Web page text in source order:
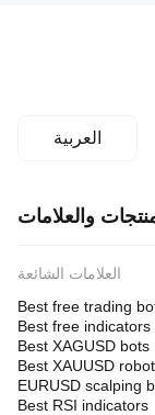
العربية
والعلامات
العلامات الشائعة
Best free trading
Best free indicators
Best XAGUSD bots
Best XAUUSD
EURUSD scalping
Best RSI indicators